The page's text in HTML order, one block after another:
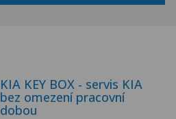
KIA KEY BOX - servis KIA
bez omezení pracovní
dobou